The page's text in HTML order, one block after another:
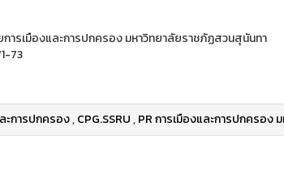
การเมืองและการปกครอง มหาวิทยาลัยราชภัฏสวนสุนันทา
73
ะการปกครอง,CPG.SSRU,PR การเมืองและการปกครอง